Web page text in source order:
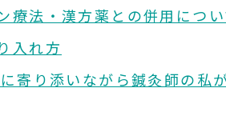
法・漢方薬との併用につい
入れ方
寄り添いながら鍼灸師の私